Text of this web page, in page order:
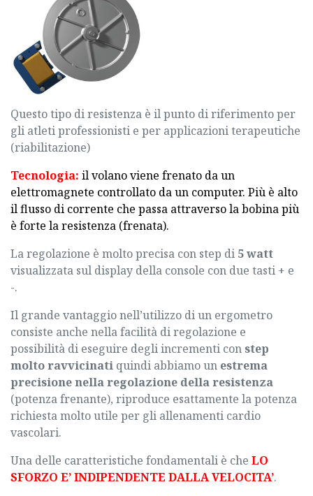
Questo tipo di resistenza è il punto di riferimento per
gli atleti professionisti e per applicazioni terapeutiche
(riabilitazione)
Tecnologia: il volano viene frenato da un
elettromagnete controllato da un computer. Più è alto
il flusso di corrente che passa attraverso la bobina più
è forte la resistenza (frenata).
La regolazione è molto precisa con step di 5 watt
visualizzata sul display della console con due tasti + e
-.
Il grande vantaggio nell’utilizzo di un ergometro
consiste anche nella facilità di regolazione e
possibilità di eseguire degli incrementi con step
molto ravvicinati quindi abbiamo un estrema
precisione nella regolazione della resistenza
(potenza frenante), riproduce esattamente la potenza
richiesta molto utile per gli allenamenti cardio
vascolari.
Una delle caratteristiche fondamentali è che LO
SFORZO E’ INDIPENDENTE DALLA VELOCITA’.